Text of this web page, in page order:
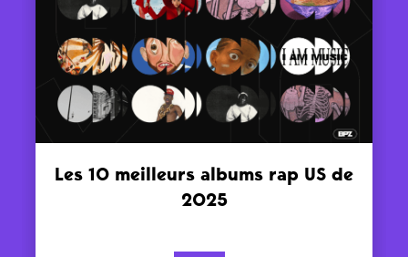
Les 10 meilleurs albums rap US de
2025